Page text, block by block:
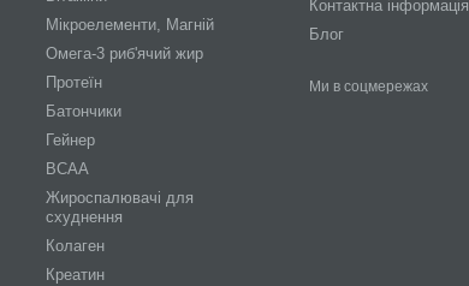
Мікроелементи, Магній
Омега-3 риб'ячий жир
Протеїн
Батончики
Гейнер
BCAA
Жироспалювачі для
схуднення
Колаген
Креатин
Контактна інформація
Блог
Ми в соцмережах